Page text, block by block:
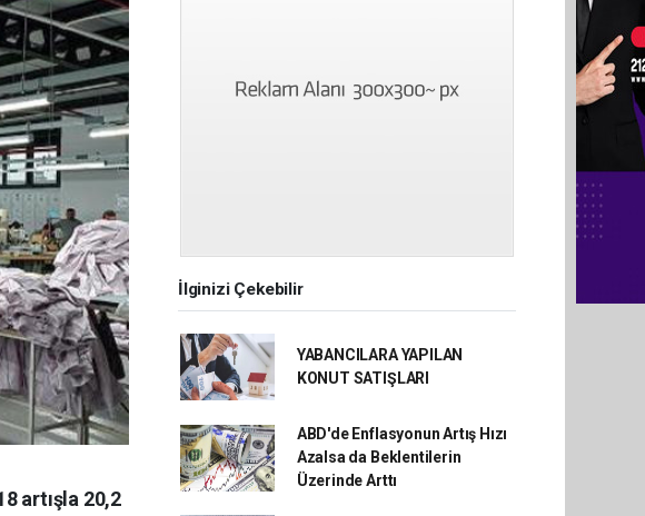
artışla 20,2
İlginizi Çekebilir
YABANCILARA YAPILAN
KONUT SATIŞLARI
ABD'de Enflasyonun Artış Hızı
Azalsa da Beklentilerin
Üzerinde Arttı